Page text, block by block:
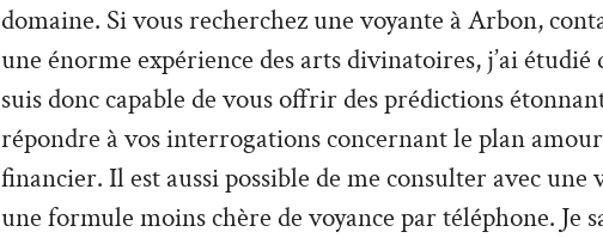
domaine. Si vous recherchez une voyante à Arbon,
une énorme expérience des arts divinatoires, j’ai étudié
suis donc capable de vous offrir des prédictions
répondre à vos interrogations concernant le plan
financier. Il est aussi possible de me consulter avec une
une formule moins chère de voyance par téléphone. Je